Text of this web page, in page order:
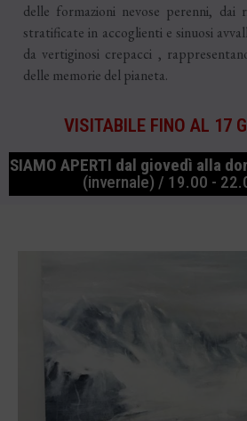
delle formazioni nevose perenni, dai
stratificate in accoglienti e sinuosi
da vertiginosi crepacci ,
delle memorie del pianeta.
VISITABILE FINO AL 17
SIAMO APERTI dal giovedì alla
(invernale) / 19.00 -